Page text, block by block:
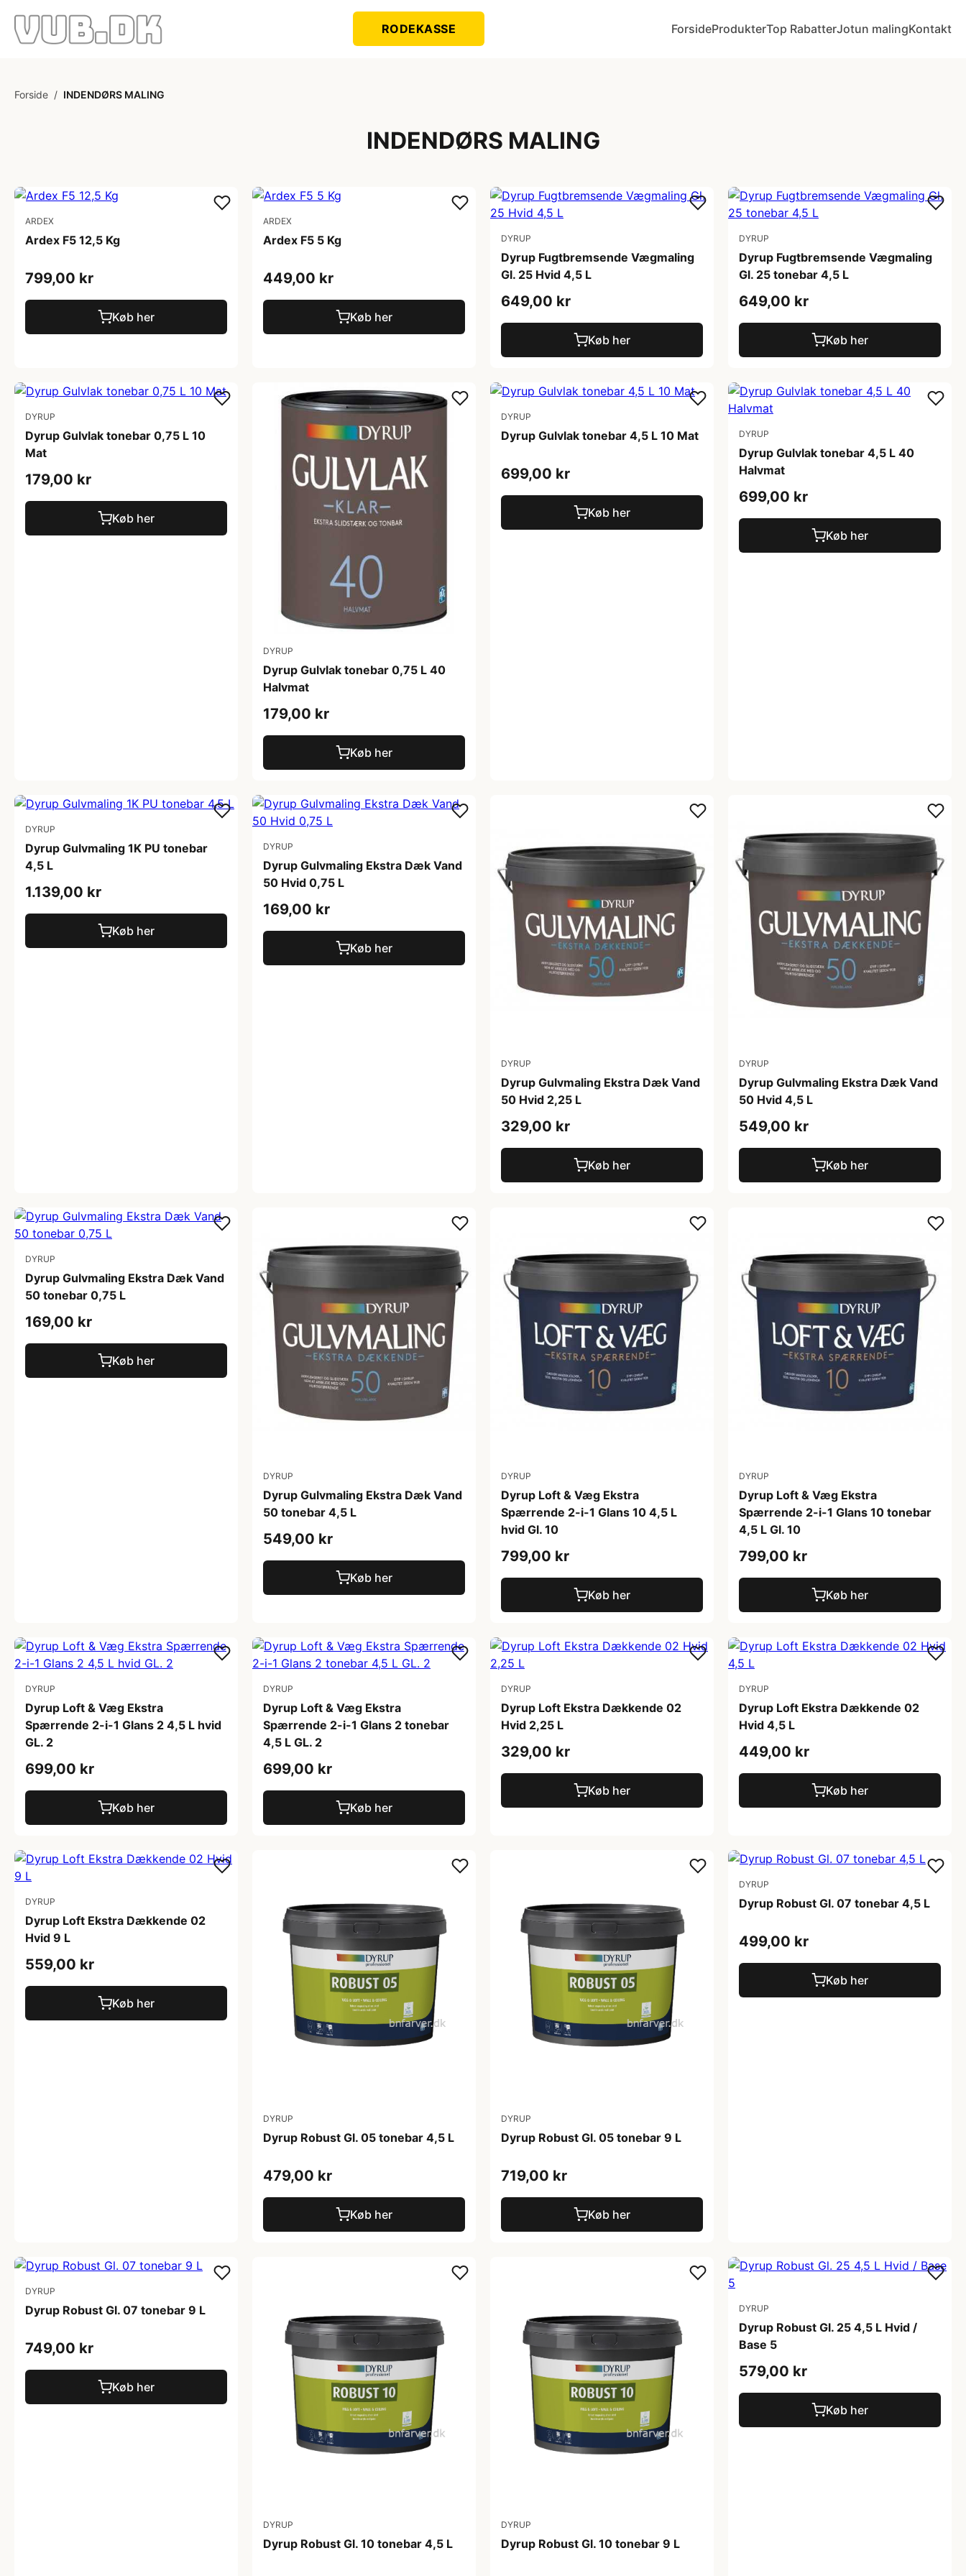
RODEKASSE ForsideProdukterTop RabatterJotun malingKontakt
Forside / INDENDØRS MALING
INDENDØRS MALING
ARDEX
Ardex F5 12,5 Kg
799,00 kr
Køb her
ARDEX
Ardex F5 5 Kg
449,00 kr
Køb her
DYRUP
Dyrup Fugtbremsende Vægmaling
Gl. 25 Hvid 4,5 L
649,00 kr
Køb her
DYRUP
Dyrup Fugtbremsende Vægmaling
Gl. 25 tonebar 4,5 L
649,00 kr
Køb her
DYRUP
Dyrup Gulvlak tonebar 0,75 L 10
Mat
179,00 kr
Køb her
DYRUP
Dyrup Gulvlak tonebar 0,75 L 40
Halvmat
179,00 kr
Køb her
DYRUP
Dyrup Gulvlak tonebar 4,5 L 10 Mat
699,00 kr
Køb her
DYRUP
Dyrup Gulvlak tonebar 4,5 L 40
Halvmat
699,00 kr
Køb her
DYRUP
Dyrup Gulvmaling 1K PU tonebar
4,5 L
1.139,00 kr
Køb her
DYRUP
Dyrup Gulvmaling Ekstra Dæk Vand
50 Hvid 0,75 L
169,00 kr
Køb her
DYRUP
Dyrup Gulvmaling Ekstra Dæk Vand
50 Hvid 2,25 L
329,00 kr
Køb her
DYRUP
Dyrup Gulvmaling Ekstra Dæk Vand
50 Hvid 4,5 L
549,00 kr
Køb her
DYRUP
Dyrup Gulvmaling Ekstra Dæk Vand
50 tonebar 0,75 L
169,00 kr
Køb her
DYRUP
Dyrup Gulvmaling Ekstra Dæk Vand
50 tonebar 4,5 L
549,00 kr
Køb her
DYRUP
Dyrup Loft & Væg Ekstra
Spærrende 2-i-1 Glans 10 4,5 L
hvid Gl. 10
799,00 kr
Køb her
DYRUP
Dyrup Loft & Væg Ekstra
Spærrende 2-i-1 Glans 10 tonebar
4,5 L Gl. 10
799,00 kr
Køb her
DYRUP
Dyrup Loft & Væg Ekstra
Spærrende 2-i-1 Glans 2 4,5 L hvid
GL. 2
699,00 kr
Køb her
DYRUP
Dyrup Loft & Væg Ekstra
Spærrende 2-i-1 Glans 2 tonebar
4,5 L GL. 2
699,00 kr
Køb her
DYRUP
Dyrup Loft Ekstra Dækkende 02
Hvid 2,25 L
329,00 kr
Køb her
DYRUP
Dyrup Loft Ekstra Dækkende 02
Hvid 4,5 L
449,00 kr
Køb her
DYRUP
Dyrup Loft Ekstra Dækkende 02
Hvid 9 L
559,00 kr
Køb her
DYRUP
Dyrup Robust Gl. 05 tonebar 4,5 L
479,00 kr
Køb her
DYRUP
Dyrup Robust Gl. 05 tonebar 9 L
719,00 kr
Køb her
DYRUP
Dyrup Robust Gl. 07 tonebar 4,5 L
499,00 kr
Køb her
DYRUP
Dyrup Robust Gl. 07 tonebar 9 L
749,00 kr
Køb her
DYRUP
Dyrup Robust Gl. 10 tonebar 4,5 L
DYRUP
Dyrup Robust Gl. 10 tonebar 9 L
DYRUP
Dyrup Robust Gl. 25 4,5 L Hvid /
Base 5
579,00 kr
Køb her